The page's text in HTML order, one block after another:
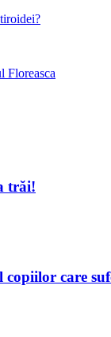
Floreasca
trăi!
care